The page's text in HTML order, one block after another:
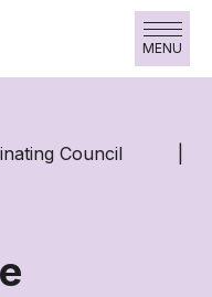
MENU
Council